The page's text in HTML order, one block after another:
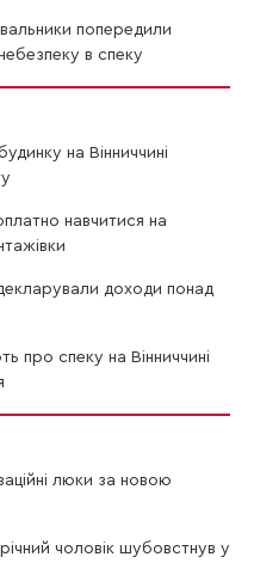
попередили
в спеку
на Вінниччині
навчитися на
доходи понад
про спеку на Вінниччині
люки за новою
чоловік шубовстнув у